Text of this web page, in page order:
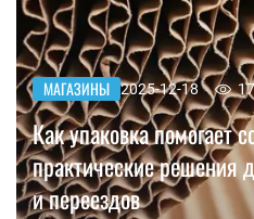
МАГАЗИНЫ 2025-12-18
Как упаковка помогает
практические решения
и переездов